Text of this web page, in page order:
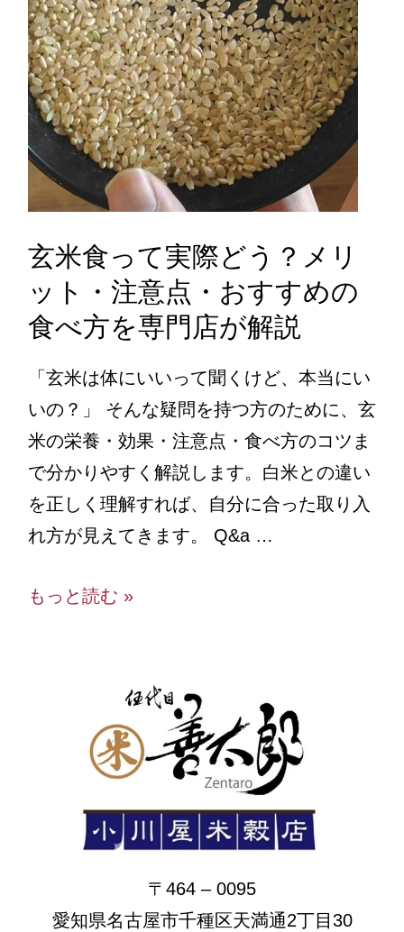
玄米食って実際どう？メリ
ット・注意点・おすすめの
食べ方を専門店が解説
「玄米は体にいいって聞くけど、本当にい
いの？」 そんな疑問を持つ方のために、玄
米の栄養・効果・注意点・食べ方のコツま
で分かりやすく解説します。白米との違い
を正しく理解すれば、自分に合った取り入
れ方が見えてきます。 Q&a …
もっと読む »
〒464 – 0095
愛知県名古屋市千種区天満通2丁目30